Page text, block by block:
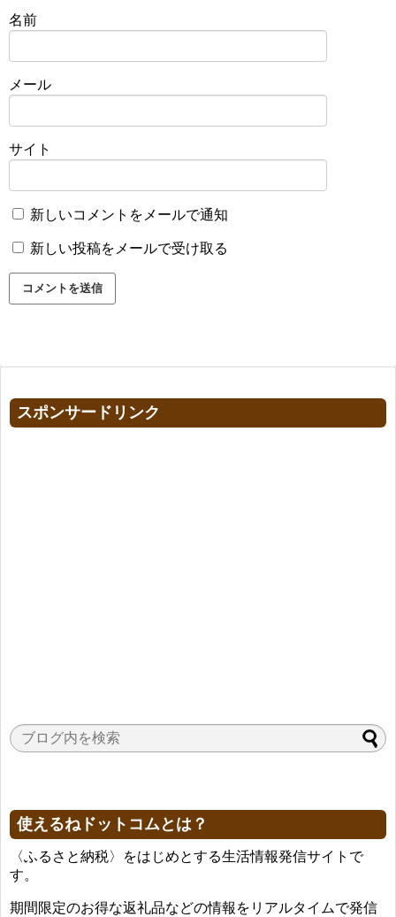
名前
メール
サイト
新しいコメントをメールで通知
新しい投稿をメールで受け取る
スポンサードリンク
使えるねドットコムとは？
〈ふるさと納税〉をはじめとする生活情報発信サイトで
す。
期間限定のお得な返礼品などの情報をリアルタイムで発信